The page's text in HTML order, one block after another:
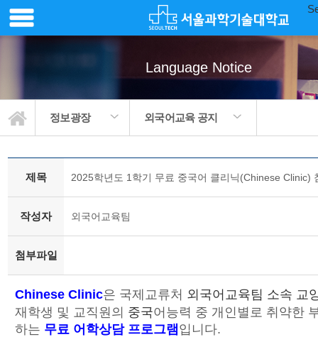
Language Notice
정보광장 외국어교육 공지
제목 2025학년도 1학기 무료 중국어 클리닉(Chinese Clinic)
작성자 외국어교육팀
첨부파일
Chinese Clinic은 국제교류처 외국어교육팀 소속 교
재학생 및 교직원의 중국어능력 중 개인별로 취약한
하는 무료 어학상담 프로그램입니다.